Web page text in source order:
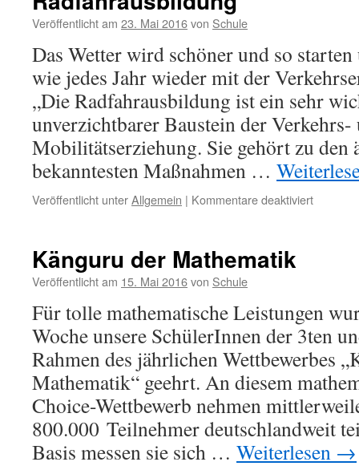
Veröffentlicht am 23. Mai 2016von Schule
Das Wetter wird schöner und so
wie jedes Jahr wieder mit der
„Die Radfahrausbildung ist ein sehr
unverzichtbarer Baustein der Verkehrs-
Mobilitätserziehung. Sie gehört zu den
bekanntesten Maßnahmen …
Veröffentlicht unterAllgemein | Kommentare deaktiviertfür
Känguru der Mathematik
Veröffentlicht am 15. Mai 2016von Schule
Für tolle mathematische Leistungen
Woche unsere SchülerInnen der 3ten
Rahmen des jährlichen Wettbewerbes
Mathematik“ geehrt. An diesem
Choice-Wettbewerb nehmen
800.000 Teilnehmer deutschlandweit
Basis messen sie sich … Weiterlesen →